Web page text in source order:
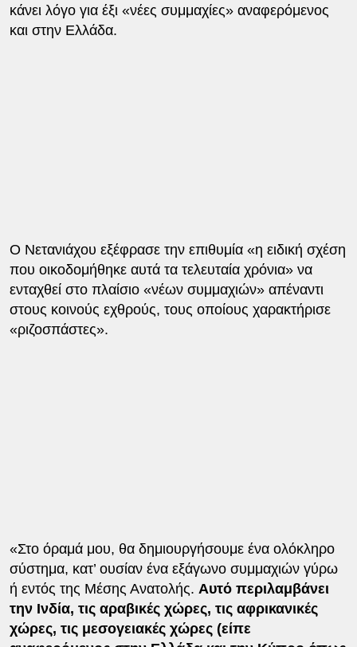
κάνει λόγο για έξι «νέες συμμαχίες» αναφερόμενος
και στην Ελλάδα.
Ο Νετανιάχου εξέφρασε την επιθυμία «η ειδική σχέση
που οικοδομήθηκε αυτά τα τελευταία χρόνια» να
ενταχθεί στο πλαίσιο «νέων συμμαχιών» απέναντι
στους κοινούς εχθρούς, τους οποίους χαρακτήρισε
«ριζοσπάστες».
«Στο όραμά μου, θα δημιουργήσουμε ένα ολόκληρο
σύστημα, κατ’ ουσίαν ένα εξάγωνο συμμαχιών γύρω
ή εντός της Μέσης Ανατολής. Αυτό περιλαμβάνει
την Ινδία, τις αραβικές χώρες, τις αφρικανικές
χώρες, τις μεσογειακές χώρες (είπε